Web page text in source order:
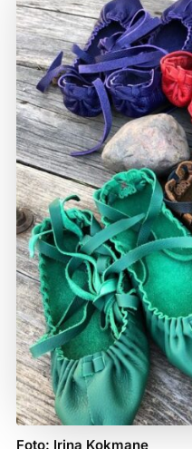
Foto: Irina Kokmane